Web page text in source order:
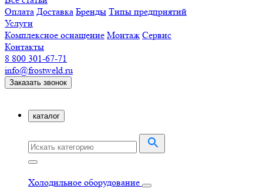
Оплата Доставка Бренды Типы предприятий
Услуги
Комплексное оснащение Монтаж Сервис
Контакты
8 800 301-67-71
info@frostweld.ru
Заказать звонок
каталог
Холодильное оборудование